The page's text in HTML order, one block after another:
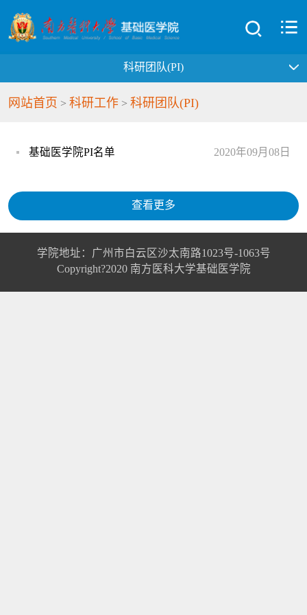
科研团队(PI)
网站首页 > 科研工作> 科研团队(PI)
基础医学院PI名单 2020年09月08日
查看更多
学院地址：广州市白云区沙太南路1023号-1063号
Copyright?2020 南方医科大学基础医学院